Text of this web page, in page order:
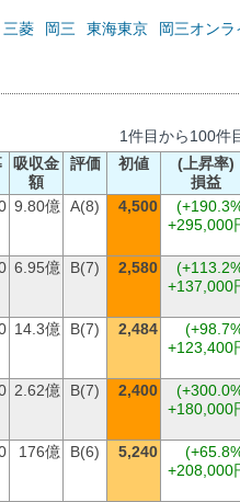
三菱 岡三 東海東京
岡三オンラ
1件目から100件
吸収金
額
評価 初値
(上昇率)
損益
9.80億 A(8) 4,500
+295,000
6.95億 B(7) 2,580
+137,000
14.3億 B(7) 2,484
+123,400
2.62億 B(7) 2,400
+180,000
176億 B(6) 5,240
+208,000